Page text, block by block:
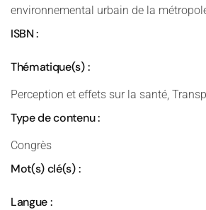
environnemental urbain de la
ISBN :
Thématique(s) :
Perception et effets sur la santé,
Type de contenu :
Congrès
Mot(s) clé(s) :
Langue :